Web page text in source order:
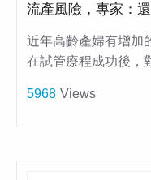
流產風險，專家：
近年高齡產婦有增加
在試管療程成功後，
5968 Views